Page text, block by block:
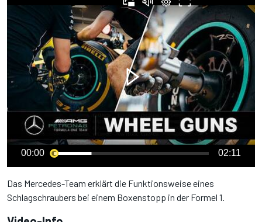
00:00 02:11
Das Mercedes-Team erklärt die Funktionsweise eines
Schlagschraubers bei einem Boxenstopp in der Formel 1.